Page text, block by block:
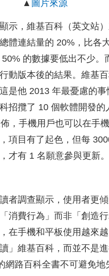
▲ 圖片來源
示，維基百科（英文站
體連結量的 20%，比各
的數據要低出不少。
動版本後的結果。維基
是他 2013 年最憂慮的事
招攬了 10 個軟體開發的
，手機用戶也可以在手
項目有了起色，但每
才有 1 名願意參與更新。
者調查顯示，使用者更
消費行為」而非「創造
在手機和平板使用越來越
」維基百科，而並不是
網路百科全書不可避免地